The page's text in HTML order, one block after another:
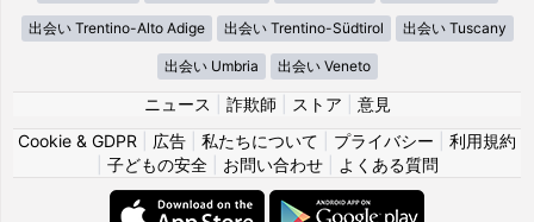
出会い Trentino-Alto Adige 出会い Trentino-Südtirol 出会い Tuscany
出会い Umbria 出会い Veneto
ニュース 詐欺師 ストア
意見
Cookie & GDPR
広告 私たちについて プライバシー
利用規約
子どもの安全| お問い合わせ| よくある質問